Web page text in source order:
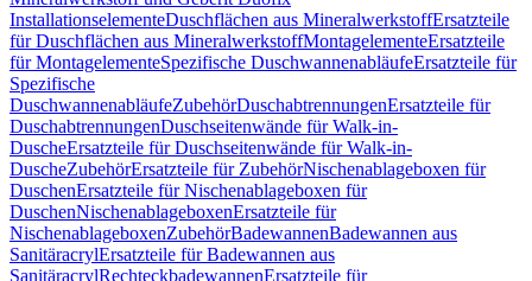
InstallationselementeDuschflächen aus MineralwerkstoffErsatzteile
für Duschflächen aus MineralwerkstoffMontagelementeErsatzteile
für MontagelementeSpezifische DuschwannenabläufeErsatzteile für
Spezifische
DuschwannenabläufeZubehörDuschabtrennungenErsatzteile für
DuschabtrennungenDuschseitenwände für Walk-in-
DuscheErsatzteile für Duschseitenwände für Walk-in-
DuscheZubehörErsatzteile für ZubehörNischenablageboxen für
DuschenErsatzteile für Nischenablageboxen für
DuschenNischenablageboxenErsatzteile für
NischenablageboxenZubehörBadewannenBadewannen aus
SanitäracrylErsatzteile für Badewannen aus
SanitäracrylRechteckbadewannenErsatzteile für